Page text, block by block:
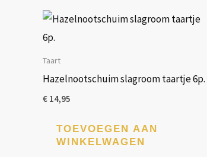
Taart
Hazelnootschuim slagroom taartje 6p.
€ 14,95
TOEVOEGEN AAN
WINKELWAGEN